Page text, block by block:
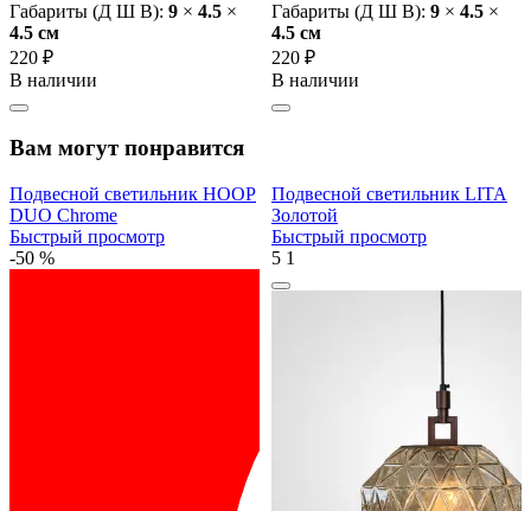
Габариты (Д Ш В): 9 × 4.5 ×
4.5 cм
220 ₽
В наличии
Габариты (Д Ш В): 9 × 4.5 ×
4.5 cм
220 ₽
В наличии
Вам могут понравится
Подвесной светильник HOOP
DUO Chrome
Быстрый просмотр
-50 %
Подвесной светильник LITA
Золотой
Быстрый просмотр
5 1